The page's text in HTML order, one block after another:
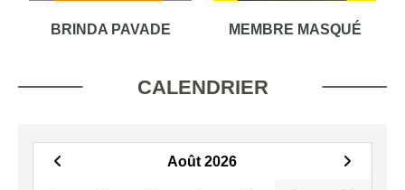
BRINDA PAVADE MEMBRE MASQUÉ
CALENDRIER
Août 2026